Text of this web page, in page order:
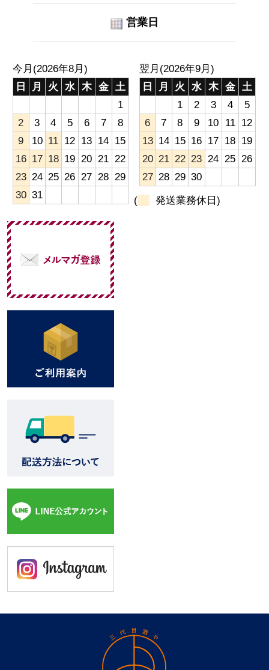
営業日
今月(2026年8月)
日
月 火 水 木 金 土
1
2
3 4 5 6 7
8
9
10 11 12 13 14 15
16 17 18 19 20 21 22
23 24 25 26 27 28 29
30 31
翌月(2026年9月)
日
月 火 水 木 金
土
1
2 3 4
5
6
7 8 9 10 11
12
13 14 15 16 17 18 19
20 21 22 23 24 25 26
27 28 29 30
( 発送業務休日)